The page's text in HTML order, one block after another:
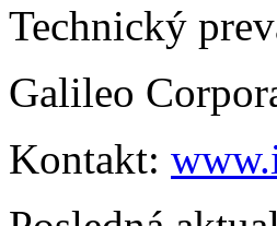
Technický
Galileo
Kontakt: